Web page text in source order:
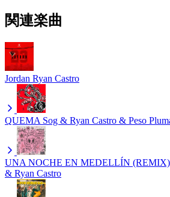
関連楽曲
Jordan Ryan Castro
QUEMA Sog & Ryan Castro & Peso
UNA NOCHE EN MEDELLÍN (REMIX)
& Ryan Castro